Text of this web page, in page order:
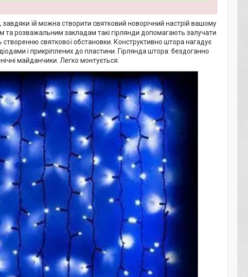
їй можна створити святковий новорічний настрій вашому
та розважальним закладам такі гірлянди допомагають залучати
створенню святкової обстановки. Конструктивно штора нагадує
і прикріплених до пластини. Гірлянда штора: бездоганно
майданчики. Легко монтується.